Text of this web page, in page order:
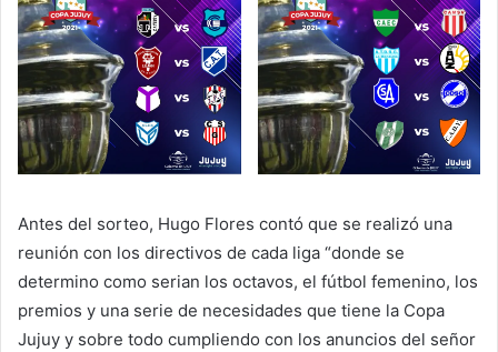
Antes del sorteo, Hugo Flores contó que se realizó una
reunión con los directivos de cada liga “donde se
determino como serian los octavos, el fútbol femenino, los
premios y una serie de necesidades que tiene la Copa
Jujuy y sobre todo cumpliendo con los anuncios del señor